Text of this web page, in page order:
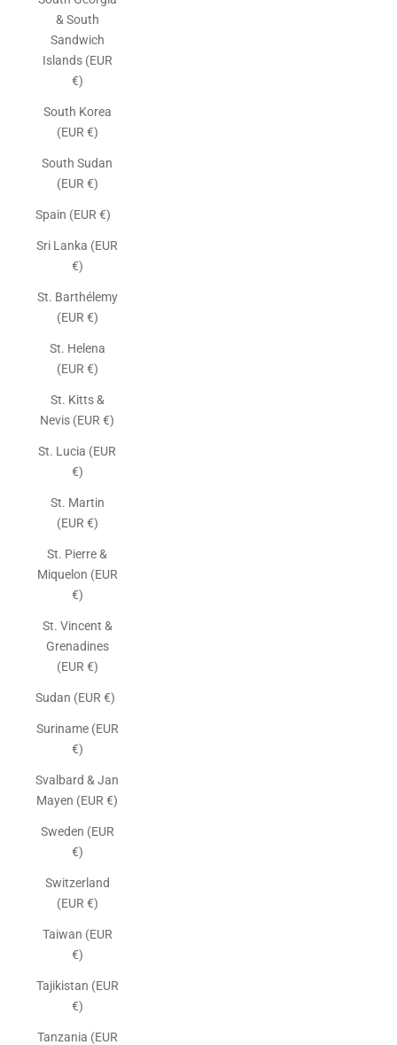
& South
Sandwich
Islands (EUR
€)
South Korea
(EUR €)
South Sudan
(EUR €)
Spain (EUR €)
Sri Lanka (EUR
€)
St. Barthélemy
(EUR €)
St. Helena
(EUR €)
St. Kitts &
Nevis (EUR €)
St. Lucia (EUR
€)
St. Martin
(EUR €)
St. Pierre &
Miquelon (EUR
€)
St. Vincent &
Grenadines
(EUR €)
Sudan (EUR €)
Suriname (EUR
€)
Svalbard & Jan
Mayen (EUR €)
Sweden (EUR
€)
Switzerland
(EUR €)
Taiwan (EUR
€)
Tajikistan (EUR
€)
Tanzania (EUR